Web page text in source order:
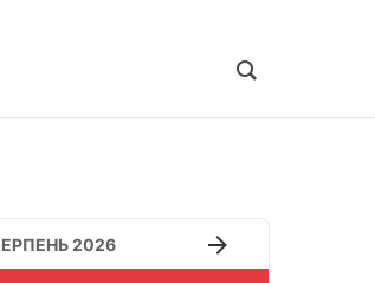
2026